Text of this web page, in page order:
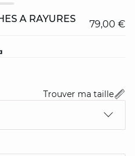
À RAYURES
79,00 €
Trouver ma taille